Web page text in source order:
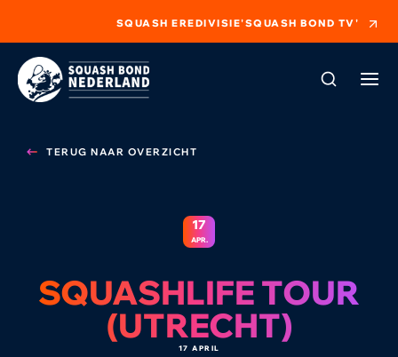
SQUASH EREDIVISIE'SQUASH BOND TV'
TERUG NAAR OVERZICHT
17
APR.
SQUASHLIFE TOUR
(UTRECHT)
17 APRIL